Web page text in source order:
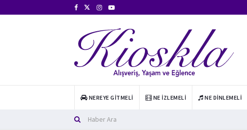
NEREYE GITMELI NE İZLEMELI NE DINLEMELI